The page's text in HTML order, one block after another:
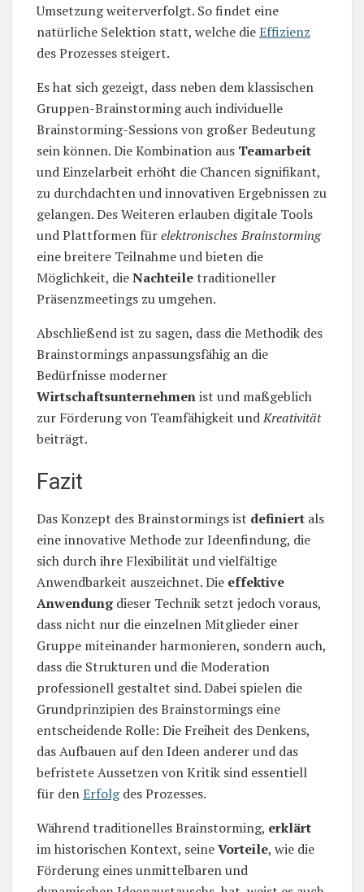
Umsetzung weiterverfolgt. So findet eine
natürliche Selektion statt, welche dieEffizienz
des Prozesses steigert.
Es hat sich gezeigt, dass neben dem klassischen
Gruppen-Brainstorming auch individuelle
Brainstorming-Sessions von großer Bedeutung
sein können. Die Kombination aus Teamarbeit
und Einzelarbeit erhöht die Chancen signifikant,
zu durchdachten und innovativen Ergebnissen zu
gelangen. Des Weiteren erlauben digitale Tools
und Plattformen fürelektronisches Brainstorming
eine breitere Teilnahme und bieten die
Möglichkeit, dieNachteiletraditioneller
Präsenzmeetings zu umgehen.
Abschließend ist zu sagen, dass die Methodik des
Brainstormings anpassungsfähig an die
Bedürfnisse moderner
Wirtschaftsunternehmenist und maßgeblich
zur Förderung von Teamfähigkeit undKreativität
beiträgt.
Fazit
Das Konzept des Brainstormings ist definiert als
eine innovative Methode zur Ideenfindung, die
sich durch ihre Flexibilität und vielfältige
Anwendbarkeit auszeichnet. Die effektive
Anwendungdieser Technik setzt jedoch voraus,
dass nicht nur die einzelnen Mitglieder einer
Gruppe miteinander harmonieren, sondern auch,
dass die Strukturen und die Moderation
professionell gestaltet sind. Dabei spielen die
Grundprinzipien des Brainstormings eine
entscheidende Rolle: Die Freiheit des Denkens,
das Aufbauen auf den Ideen anderer und das
befristete Aussetzen von Kritik sind essentiell
für denErfolgdes Prozesses.
Während traditionelles Brainstorming, erklärt
im historischen Kontext, seineVorteile, wie die
Förderung eines unmittelbaren und